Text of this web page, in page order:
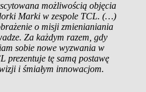
możliwością objęcia
Marki w zespole TCL. (…)
o misji zmienianiania
Za każdym razem, gdy
sobie nowe wyzwania w
prezentuje tę samą postawę
i śmiałym innowacjom.